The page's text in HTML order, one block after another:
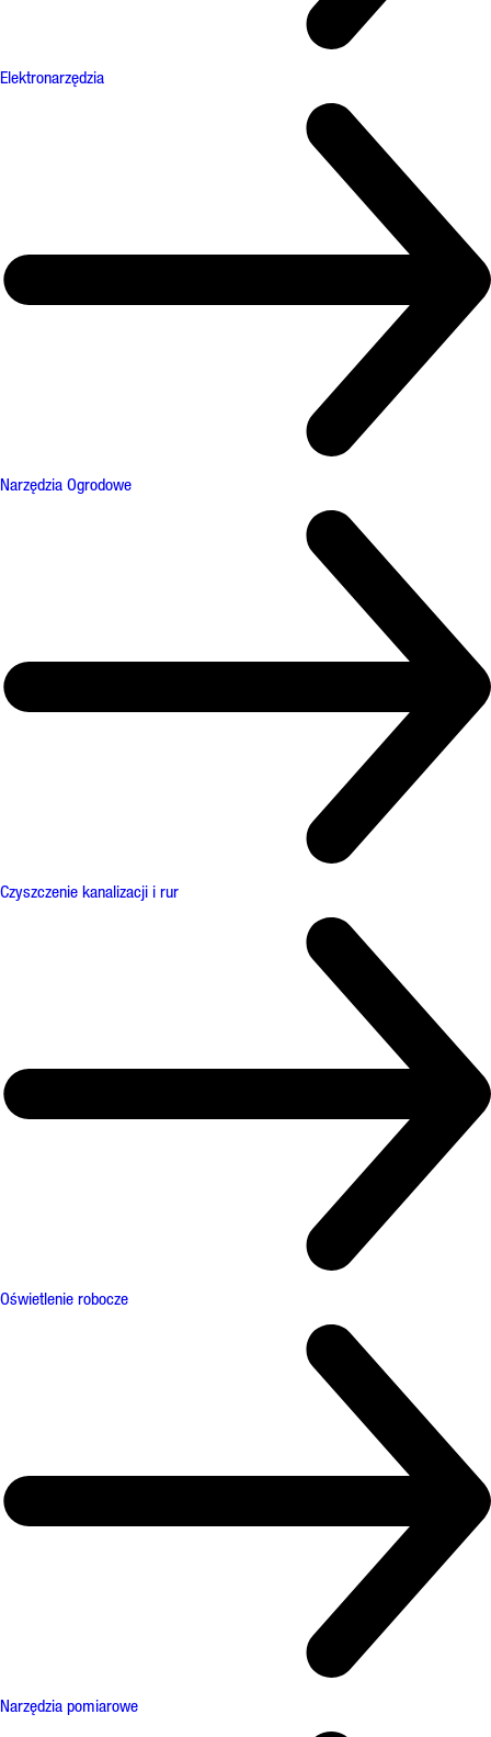
Elektronarzędzia
Narzędzia Ogrodowe
Czyszczenie kanalizacji i rur
Oświetlenie robocze
Narzędzia pomiarowe